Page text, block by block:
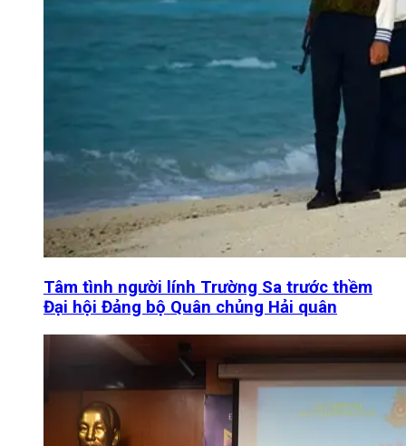
Tâm tình người lính Trường Sa trước thềm
Đại hội Đảng bộ Quân chủng Hải quân